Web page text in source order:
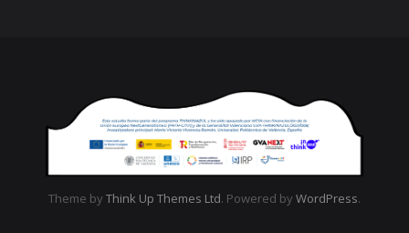
Theme by Think Up Themes Ltd. Powered by WordPress.